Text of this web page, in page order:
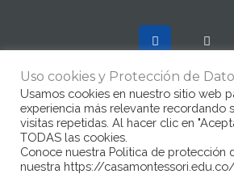
Uso cookies y Protección de
Usamos cookies en nuestro sitio web
experiencia más relevante recordando
visitas repetidas. Al hacer clic en
TODAS las cookies.
Conoce nuestra Politica de protección
nuestra https://